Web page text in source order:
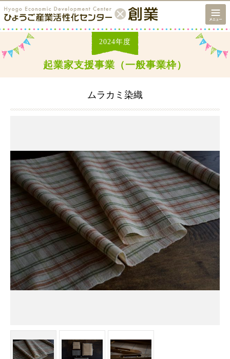
2024年度
起業家支援事業（一般事業枠）
ムラカミ染織